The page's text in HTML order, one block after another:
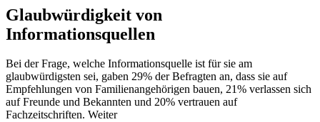
Glaubwürdigkeit von
Informationsquellen
Bei der Frage, welche Informationsquelle ist für sie am
glaubwürdigsten sei, gaben 29% der Befragten an, dass sie auf
Empfehlungen von Familienangehörigen bauen, 21% verlassen sich
auf Freunde und Bekannten und 20% vertrauen auf
Fachzeitschriften. Weiter